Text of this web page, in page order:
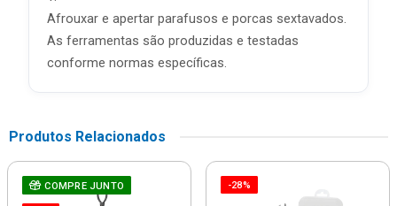
Afrouxar e apertar parafusos e porcas sextavados.
As ferramentas são produzidas e testadas
conforme normas específicas.
Produtos Relacionados
COMPRE JUNTO -28%